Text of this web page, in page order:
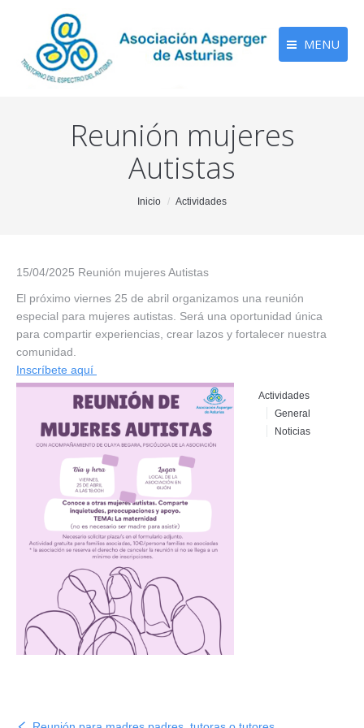
MENU
Reunión mujeres
Autistas
Inicio Actividades
15/04/2025 Reunión mujeres Autistas
El próximo viernes 25 de abril organizamos una reunión
especial para mujeres autistas. Será una oportunidad única
para compartir experiencias, crear lazos y fortalecer nuestra
comunidad.
Inscríbete aquí
Actividades
General
Noticias